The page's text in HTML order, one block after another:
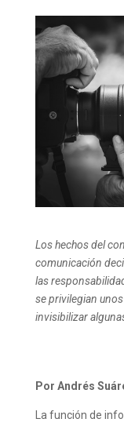
Los hechos del
comunicación
las
se privilegian
invisibilizar
Por Andrés
La función de